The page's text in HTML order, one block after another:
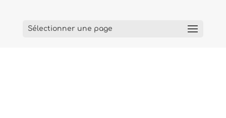
Sélectionner une page